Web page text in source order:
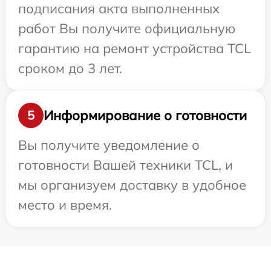
подписания акта выполненных
работ Вы получите официальную
гарантию на ремонт устройства TCL
сроком до 3 лет.
5
Информирование о готовности
Вы получите уведомление о
готовности Вашей техники TCL, и
мы организуем доставку в удобное
место и время.